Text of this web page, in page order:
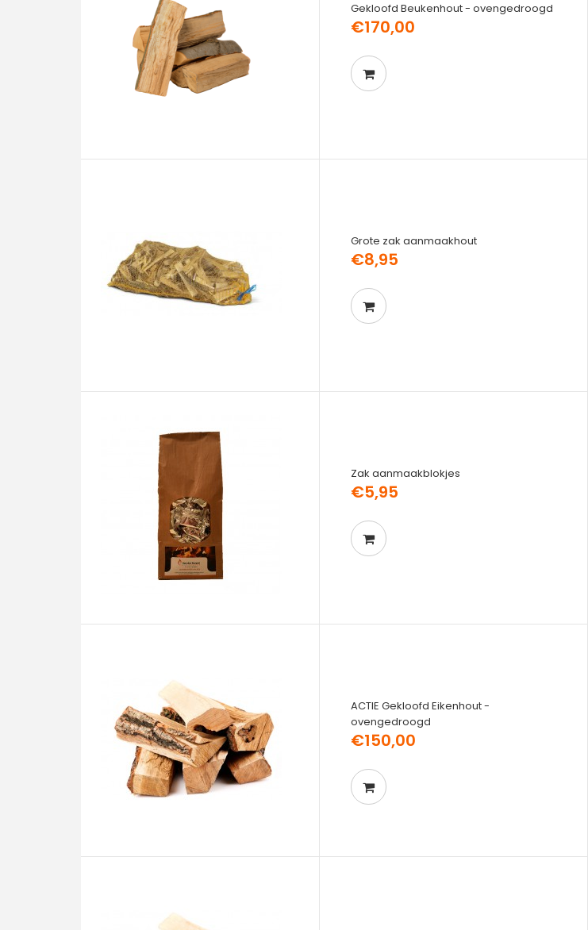
Gekloofd Beukenhout - ovengedroogd
€170,00
Grote zak aanmaakhout
€8,95
Zak aanmaakblokjes
€5,95
ACTIE Gekloofd Eikenhout -
ovengedroogd
€150,00